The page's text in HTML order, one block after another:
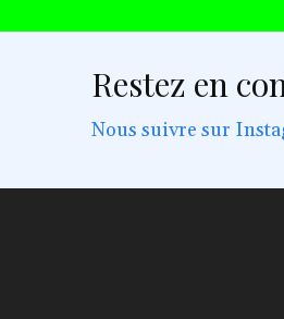
Restez en
Nous suivre sur